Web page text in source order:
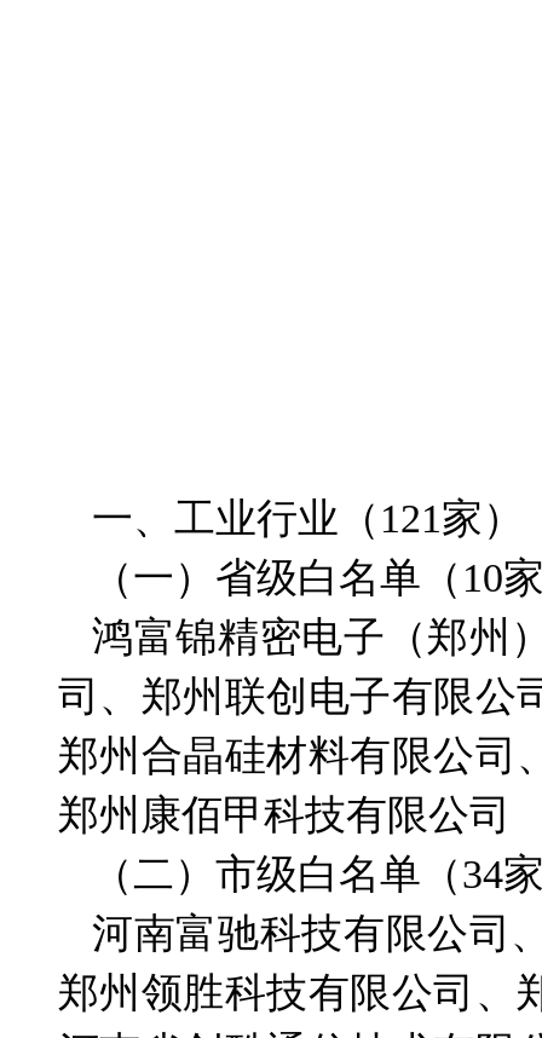
一、工业行业（121家）
（一）省级白名单（10
鸿富锦精密电子（郑州
司、郑州联创电子有限公
郑州合晶硅材料有限公司
郑州康佰甲科技有限公司
（二）市级白名单（34
河南富驰科技有限公司
郑州领胜科技有限公司、